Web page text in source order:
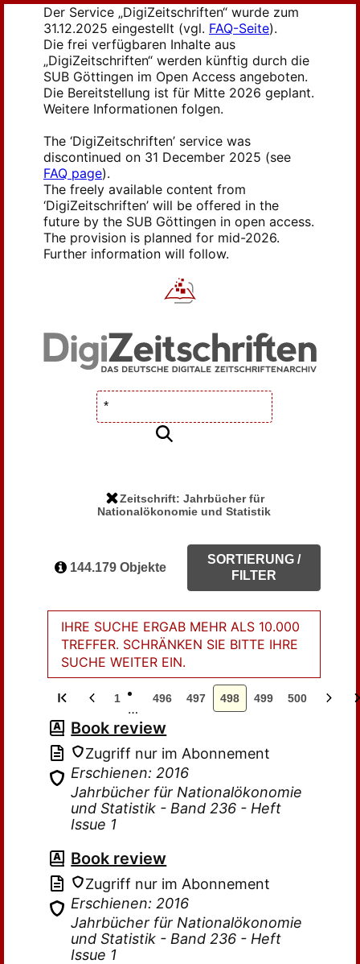
Der Service „DigiZeitschriften“ wurde zum
31.12.2025 eingestellt (vgl. FAQ-Seite).
Die frei verfügbaren Inhalte aus
„DigiZeitschriften“ werden künftig durch die
SUB Göttingen im Open Access angeboten.
Die Bereitstellung ist für Mitte 2026 geplant.
Weitere Informationen folgen.
The ‘DigiZeitschriften’ service was
discontinued on 31 December 2025 (see
FAQ page).
The freely available content from
‘DigiZeitschriften’ will be offered in the
future by the SUB Göttingen in open access.
The provision is planned for mid-2026.
Further information will follow.
Zeitschrift: Jahrbücher für
Nationalökonomie und Statistik
144.179 Objekte
SORTIERUNG /
FILTER
IHRE SUCHE ERGAB MEHR ALS 10.000
TREFFER. SCHRÄNKEN SIE BITTE IHRE
SUCHE WEITER EIN.
1
…
496 497 498 499 500
Book review
Zugriff nur im Abonnement
Erschienen: 2016
Jahrbücher für Nationalökonomie
und Statistik - Band 236 - Heft
Issue 1
Book review
Zugriff nur im Abonnement
Erschienen: 2016
Jahrbücher für Nationalökonomie
und Statistik - Band 236 - Heft
Issue 1